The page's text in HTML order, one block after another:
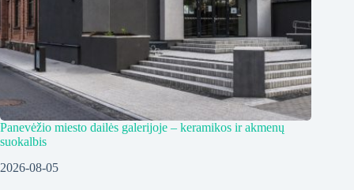
Panevėžio miesto dailės galerijoje – keramikos ir akmenų
suokalbis
2026-08-05